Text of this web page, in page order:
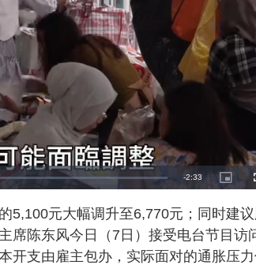
R
a
-2:33
P
i
u
r
e
-
n
-
5,100元大幅调升至6,770元；同时建
席陈东风今日（7日）接受电台节目访
开支由雇主包办，实际面对的通胀压力